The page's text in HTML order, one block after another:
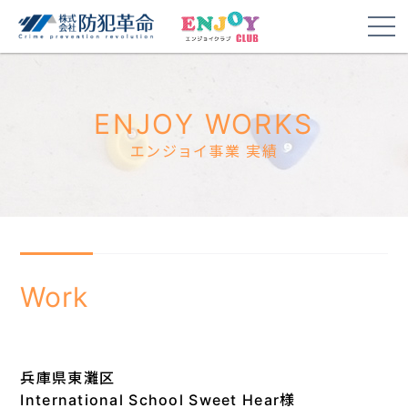
ENJOY WORKS
エンジョイ事業 実績
Work
兵庫県東灘区
International School Sweet Hear様